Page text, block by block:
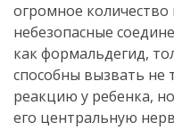
огромное
небезопасные
как формальдегид,
способны вызвать не
реакцию у ребенка,
его центральную